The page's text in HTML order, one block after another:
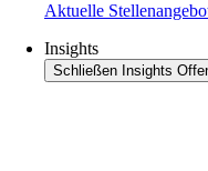
Aktuelle
Insights
Schließen Insights